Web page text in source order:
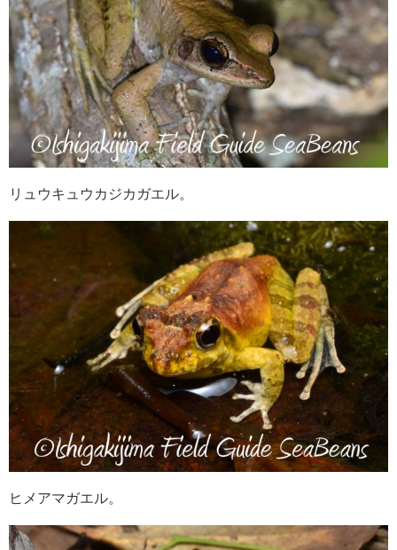
リュウキュウカジカガエル。
ヒメアマガエル。